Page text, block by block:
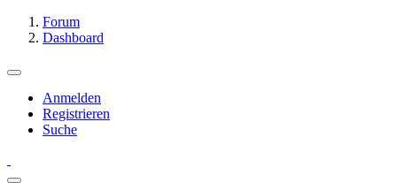
Forum
Dashboard
Anmelden
Registrieren
Suche